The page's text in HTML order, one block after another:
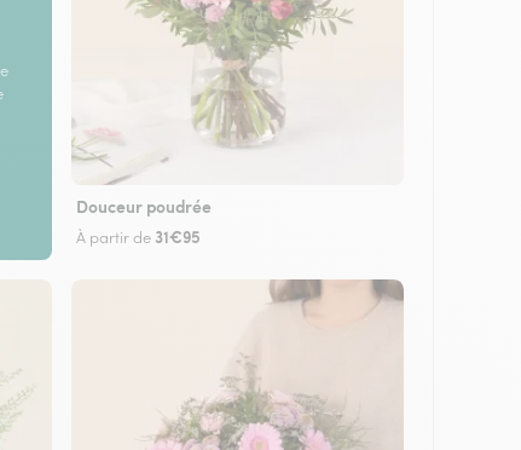
Douceur poudrée
À partir de 31€95